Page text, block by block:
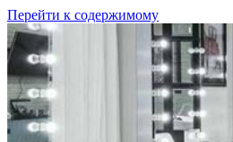
Перейти к содержимому